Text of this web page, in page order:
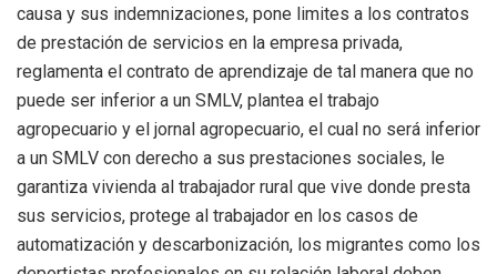
causa y sus indemnizaciones, pone limites a los contratos
de prestación de servicios en la empresa privada,
reglamenta el contrato de aprendizaje de tal manera que no
puede ser inferior a un SMLV, plantea el trabajo
agropecuario y el jornal agropecuario, el cual no será inferior
a un SMLV con derecho a sus prestaciones sociales, le
garantiza vivienda al trabajador rural que vive donde presta
sus servicios, protege al trabajador en los casos de
automatización y descarbonización, los migrantes como los